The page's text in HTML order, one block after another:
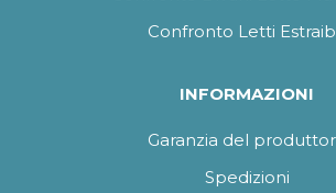
Confronto Letti
INFORMAZIONI
Garanzia del
Spedizioni